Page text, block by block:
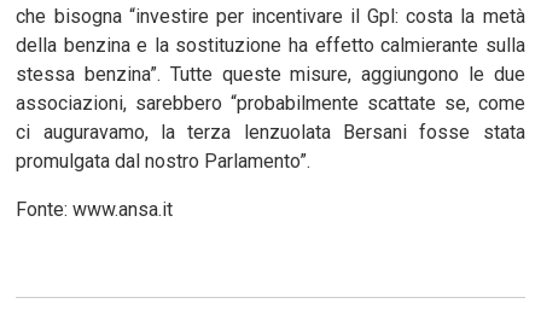
che bisogna “investire per incentivare il Gpl: costa la metà
della benzina e la sostituzione ha effetto calmierante sulla
stessa benzina”. Tutte queste misure, aggiungono le due
associazioni, sarebbero “probabilmente scattate se, come
ci auguravamo, la terza lenzuolata Bersani fosse stata
promulgata dal nostro Parlamento”.
Fonte: www.ansa.it